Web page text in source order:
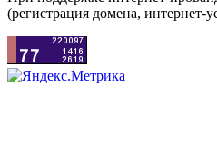
(регистрация домена, интернет-